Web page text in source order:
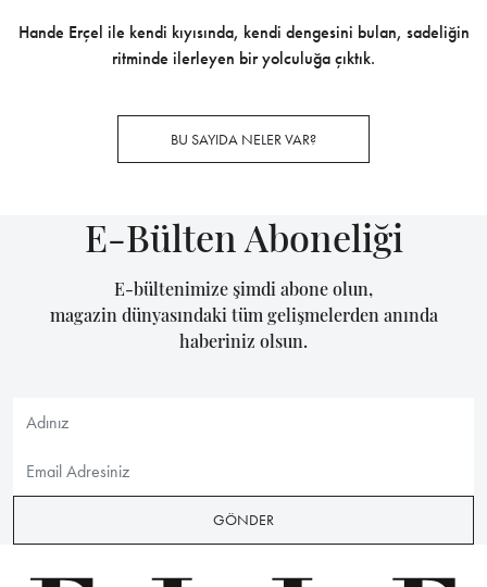
Hande Erçel ile kendi kıyısında, kendi dengesini bulan, sadeliğin
ritminde ilerleyen bir yolculuğa çıktık.
BU SAYIDA NELER VAR?
E-Bülten Aboneliği
E-bültenimize şimdi abone olun,
magazin dünyasındaki tüm gelişmelerden anında
haberiniz olsun.
GÖNDER